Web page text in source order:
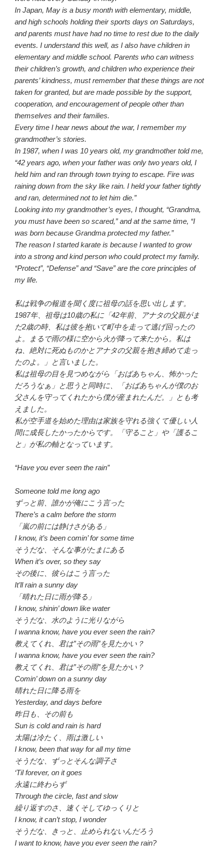
In Japan, May is a busy month with elementary, middle,
and high schools holding their sports days on Saturdays,
and parents must have had no time to rest due to the daily
events. I understand this well, as I also have children in
elementary and middle school. Parents who can witness
their children’s growth, and children who experience their
parents’ kindness, must remember that these things are not
taken for granted, but are made possible by the support,
cooperation, and encouragement of people other than
themselves and their families.
Every time I hear news about the war, I remember my
grandmother’s stories.
In 1987, when I was 10 years old, my grandmother told me,
“42 years ago, when your father was only two years old, I
held him and ran through town trying to escape. Fire was
raining down from the sky like rain. I held your father tightly
and ran, determined not to let him die.”
Looking into my grandmother’s eyes, I thought, “Grandma,
you must have been so scared,” and at the same time, “I
was born because Grandma protected my father.”
The reason I started karate is because I wanted to grow
into a strong and kind person who could protect my family.
“Protect”, “Defense” and “Save” are the core principles of
my life.
私は戦争の報道を聞く度に祖母の話を思い出します。
1987年、祖母は10歳の私に「42年前、アナタの父親がま
だ2歳の時、私は彼を抱いて町中を走って逃げ回ったの
よ。まるで雨の様に空から火が降って来たから。私は
ね、絶対に死ぬものかとアナタの父親を抱き締めて走っ
たのよ。」と言いました。
私は祖母の目を見つめながら「おばあちゃん、怖かった
だろうなぁ」と思うと同時に、「おばあちゃんが僕のお
父さんを守ってくれたから僕が産まれたんだ。」とも考
えました。
私が空手道を始めた理由は家族を守れる強くて優しい人
間に成長したかったからです。「守ること」や「護るこ
と」が私の軸となっています。
“Have you ever seen the rain”
Someone told me long ago
ずっと前、誰かが俺にこう言った
There’s a calm before the storm
「嵐の前には静けさがある」
I know, it’s been comin’ for some time
そうだな、そんな事がたまにある
When it’s over, so they say
その後に、彼らはこう言った
It’ll rain a sunny day
「晴れた日に雨が降る」
I know, shinin’ down like water
そうだな、水のように光りながら
I wanna know, have you ever seen the rain?
教えてくれ、君は”その雨”を見たかい？
I wanna know, have you ever seen the rain?
教えてくれ、君は”その雨”を見たかい？
Comin’ down on a sunny day
晴れた日に降る雨を
Yesterday, and days before
昨日も、その前も
Sun is cold and rain is hard
太陽は冷たく、雨は激しい
I know, been that way for all my time
そうだな、ずっとそんな調子さ
‘Til forever, on it goes
永遠に終わらず
Through the circle, fast and slow
繰り返すのさ、速くそしてゆっくりと
I know, it can’t stop, I wonder
そうだな、きっと、止められないんだろう
I want to know, have you ever seen the rain?